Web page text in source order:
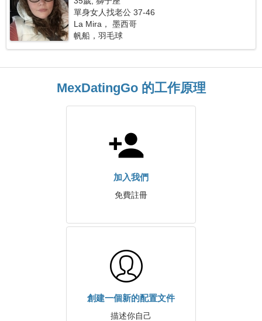
單身女人找老公 37-46
La Mira， 墨西哥
帆船，羽毛球
MexDatingGo 的工作原理
加入我們
免費註冊
創建一個新的配置文件
描述你自己